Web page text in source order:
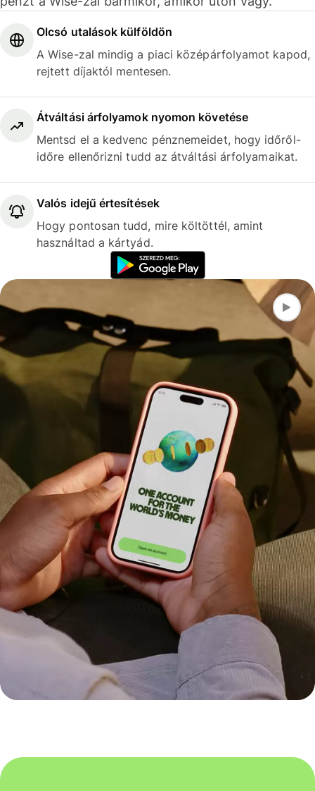
Olcsó utalások külföldön
A Wise-zal mindig a piaci középárfolyamot kapod,
rejtett díjaktól mentesen.
Átváltási árfolyamok nyomon követése
Mentsd el a kedvenc pénznemeidet, hogy időről-
időre ellenőrizni tudd az átváltási árfolyamaikat.
Valós idejű értesítések
Hogy pontosan tudd, mire költöttél, amint
használtad a kártyád.